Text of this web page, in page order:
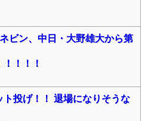
ビン、中日・大野雄大から第
！！！
投げ！！ 退場になりそうな